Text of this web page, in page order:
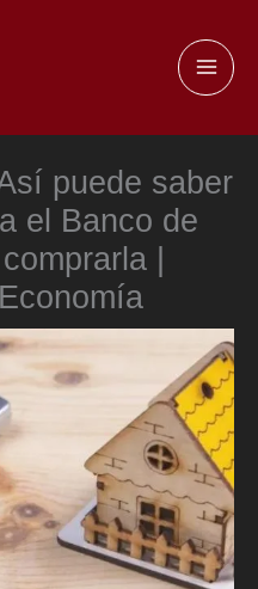
puede saber
el Banco de
|